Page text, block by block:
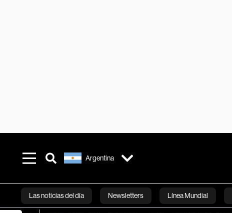
Argentina
Las noticias del día Newsletters Línea Mundial